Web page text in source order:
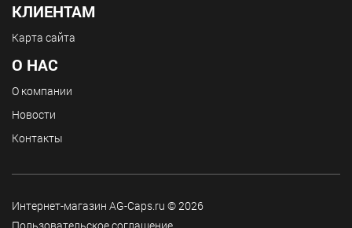
КЛИЕНТАМ
Карта сайта
О НАС
О компании
Новости
Контакты
Интернет-магазин AG-Caps.ru © 2026